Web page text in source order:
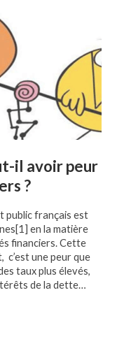
il avoir peur
?
public français est
en la matière
financiers. Cette
c’est une peur que
taux plus élevés,
de la dette…